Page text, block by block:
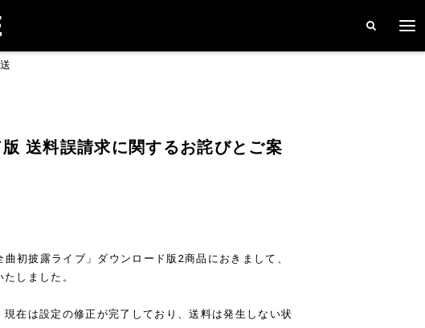
送料誤請求に関するお詫びとご案
初披露ライブ」ダウンロード版2商品におきまして、
しました。
在は設定の修正が完了しており、送料は発生しない状